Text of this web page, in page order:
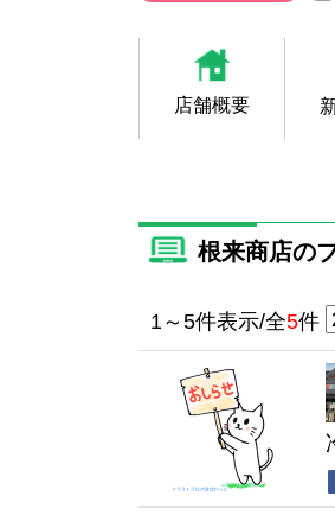
店舗概要
根来商店の
1～5件表示/全5件